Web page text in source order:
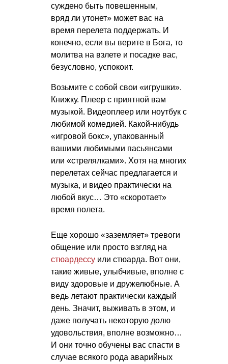
суждено быть повешенным,
вряд ли утонет» может вас на
время перелета поддержать. И
конечно, если вы верите в Бога, то
молитва на взлете и посадке вас,
безусловно, успокоит.
Возьмите с собой свои «игрушки».
Книжку. Плеер с приятной вам
музыкой. Видеоплеер или ноутбук с
любимой комедией. Какой-нибудь
«игровой бокс», упакованный
вашими любимыми пасьянсами
или «стрелялками». Хотя на многих
перелетах сейчас предлагается и
музыка, и видео практически на
любой вкус… Это «скоротает»
время полета.
Еще хорошо «заземляет» тревоги
общение или просто взгляд на
стюардессу или стюарда. Вот они,
такие живые, улыбчивые, вполне с
виду здоровые и дружелюбные. А
ведь летают практически каждый
день. Значит, выживать в этом, и
даже получать некоторую долю
удовольствия, вполне возможно…
И они точно обучены вас спасти в
случае всякого рода аварийных